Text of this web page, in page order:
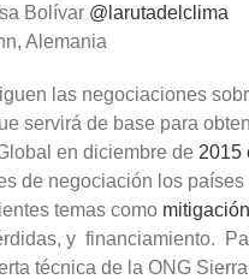
Bolívar @larutadelclima
Alemania
las negociaciones
servirá de base para
en diciembre de 2015
de negociación los
temas como mitigación
y financiamiento.
técnica de la ONG